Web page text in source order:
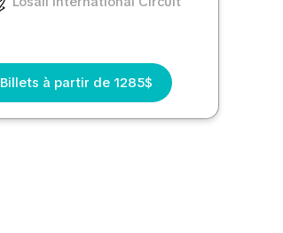
Billets à partir de 1285$